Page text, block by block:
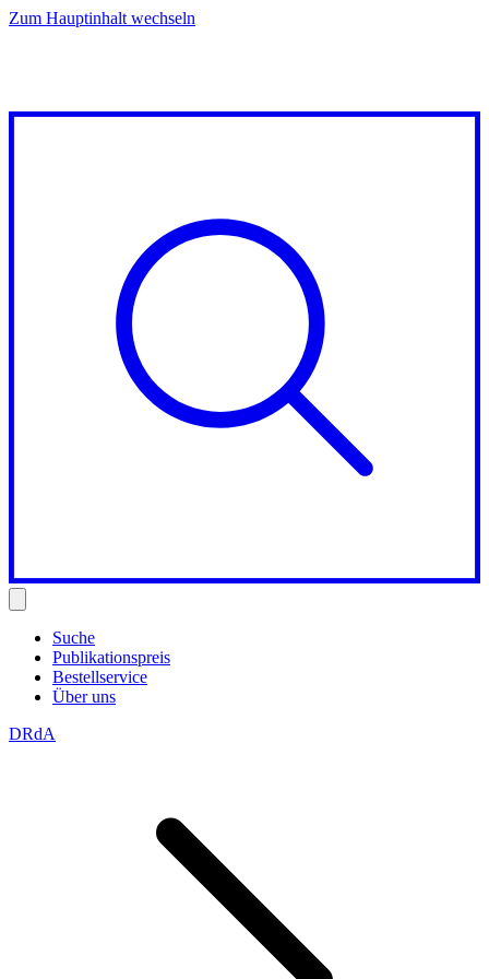
Zum Hauptinhalt wechseln
Suche
Publikationspreis
Bestellservice
Über uns
DRdA